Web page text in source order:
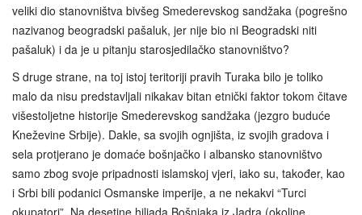
veliki dio stanovništva bivšeg Smederevskog sandžaka (pogrešno
nazivanog beogradski pašaluk, jer nije bio ni Beogradski niti
pašaluk) i da je u pitanju starosjedilačko stanovništvo?
S druge strane, na toj istoj teritoriji pravih Turaka bilo je toliko
malo da nisu predstavljali nikakav bitan etnički faktor tokom čitave
višestoljetne historije Smederevskog sandžaka (jezgro buduće
Kneževine Srbije). Dakle, sa svojih ognjišta, iz svojih gradova i
sela protjerano je domaće bošnjačko i albansko stanovništvo
samo zbog svoje pripadnosti islamskoj vjeri, iako su, također, kao
i Srbi bili podanici Osmanske imperije, a ne nekakvi “Turci
okupatori”. Na desetine hiljada Bošnjaka iz Jadra (okoline